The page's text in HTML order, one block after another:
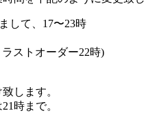
して、17〜23時
ストオーダー22時)
します。
時まで。